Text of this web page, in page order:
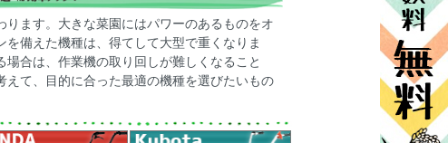
ます。大きな菜園にはパワーのあるものをオ
備えた機種は、得てして大型で重くなりま
合は、作業機の取り回しが難しくなること
て、目的に合った最適の機種を選びたいもの